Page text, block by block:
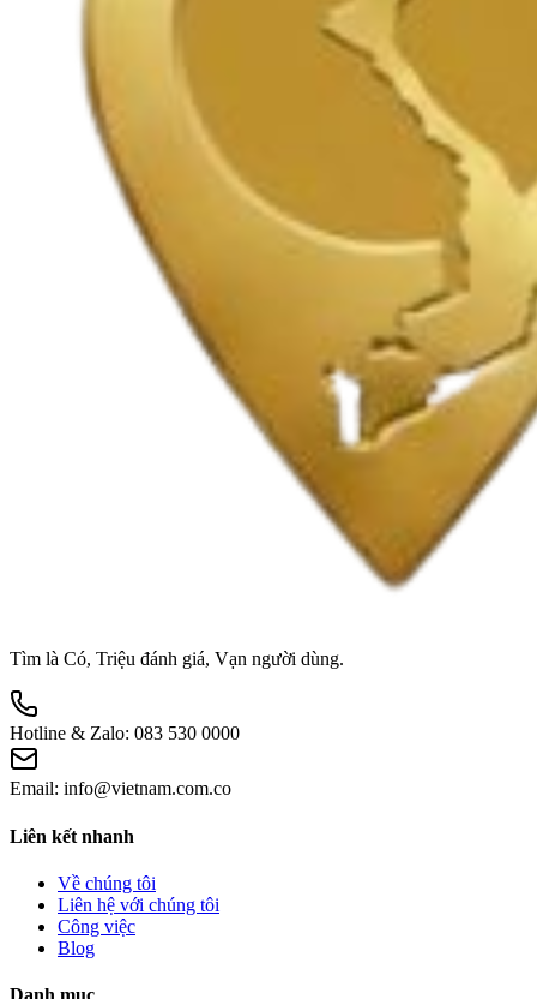
Tìm là Có, Triệu đánh giá, Vạn người dùng.
Hotline & Zalo: 083 530 0000
Email: info@vietnam.com.co
Liên kết nhanh
Về chúng tôi
Liên hệ với chúng tôi
Công việc
Blog